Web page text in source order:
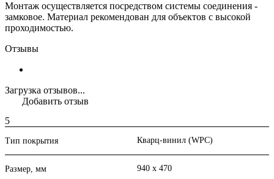
Монтаж осуществляется посредством системы соединения -
замковое. Материал рекомендован для объектов с высокой
проходимостью.
Отзывы
Загрузка отзывов...
5
Добавить отзыв
Тип покрытия Кварц-винил (WPC)
Размер, мм 940 х 470